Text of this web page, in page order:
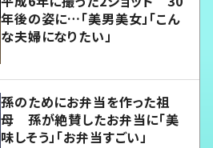
年後の姿に…「美男美女」「こん
な夫婦になりたい」
孫のためにお弁当を作った祖
母 孫が絶賛したお弁当に「美
味しそう」「お弁当すごい」